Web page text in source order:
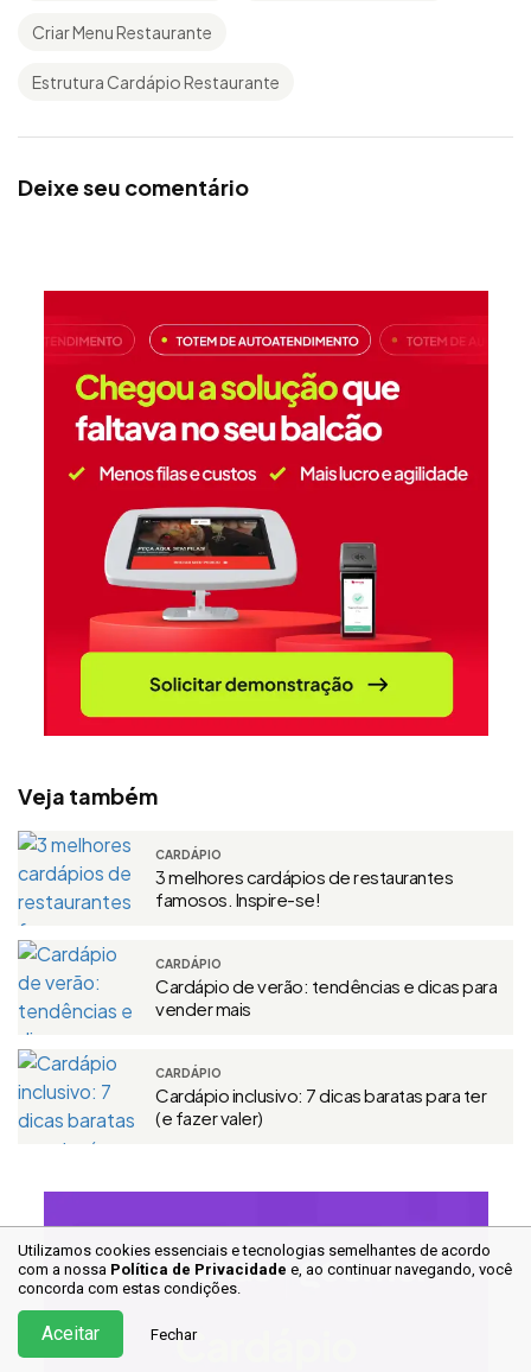
Criar Menu Restaurante
Estrutura Cardápio Restaurante
Deixe seu comentário
Veja também
CARDÁPIO
3 melhores cardápios de restaurantes
famosos. Inspire-se!
CARDÁPIO
Cardápio de verão: tendências e dicas para
vender mais
CARDÁPIO
Cardápio inclusivo: 7 dicas baratas para ter
(e fazer valer)
Utilizamos cookies essenciais e tecnologias semelhantes de acordo
com a nossa Política de Privacidade e, ao continuarnavegando, você
concorda com estas condições.
Aceitar Fechar